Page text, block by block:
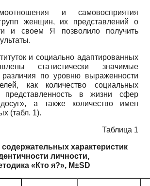
и самовосприятия
женщин, их представлений о
и своем Я позволило получить
и социально адаптированных
статистически значимые
по уровню выраженности
как количество социальных
представленность в жизни сфер
а также количество имен
(табл. 1).
Таблица 1
содержательных характеристик
личности,
«Кто я?», M±SD